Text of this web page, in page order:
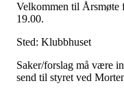
Velkommen til Årsmøte
19.00.
Sted: Klubbhuset
Saker/forslag må være
send til styret ved